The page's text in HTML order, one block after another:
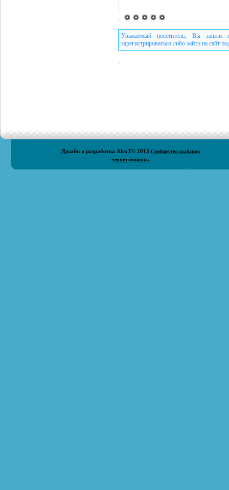
Уважаемый посетитель, Вы зашли
зарегистрироваться либо зайти на сайт
Дизайн и разработка AlexT© 2013 Сообщество рыбаков
черниговщины.